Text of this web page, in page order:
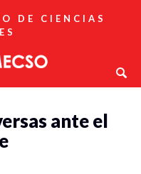
DE CIENCIAS
ante el